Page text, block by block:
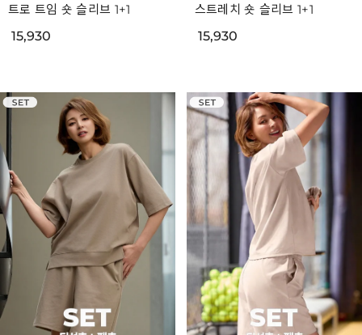
트로 트임 숏 슬리브 1+1
15,930
스트레치 숏 슬리브 1+1
15,930